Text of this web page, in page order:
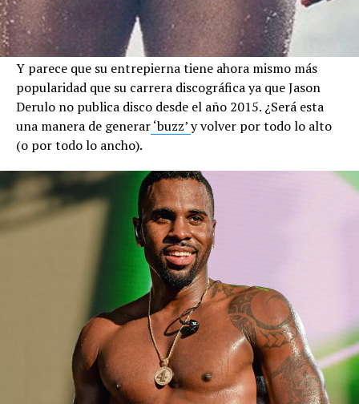
Y parece que su entrepierna tiene ahora mismo más
popularidad que su carrera discográfica ya que Jason
Derulo no publica disco desde el año 2015. ¿Será esta
una manera de generar‘buzz’y volver por todo lo alto
(o por todo lo ancho).